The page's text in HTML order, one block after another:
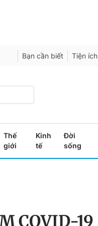
Bạn cần biết Tiện ích
Thế
giới
Kinh
tế
Đời
sống
COVID-19